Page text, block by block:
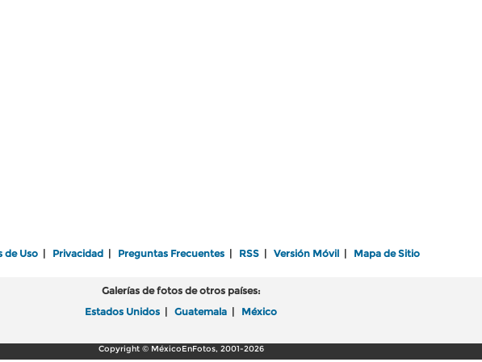
de Uso Privacidad Preguntas Frecuentes RSS Versión Móvil Mapa de Sitio
Galerías de fotos de otros países:
Estados Unidos
Guatemala México
Copyright © MéxicoEnFotos, 2001-2026